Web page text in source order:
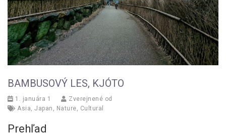
BAMBUSOVÝ LES, KJÓTO
1. januára 1
Zverejnené od
Asia, Japan , Nature, Cultural
Prehľad